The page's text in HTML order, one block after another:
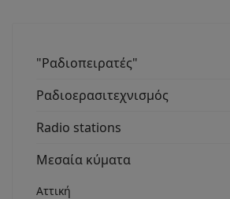
"Ραδιοπειρατές"
Ραδιοερασιτεχνισμός
Radio stations
Μεσαία κύματα
Αττική